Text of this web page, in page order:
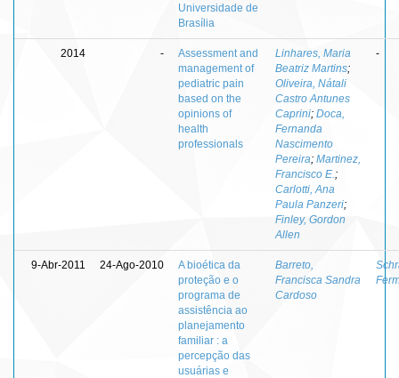
Universidade de
Brasília
2014 -
Assessment and
management of
pediatric pain
based on the
opinions of
health
professionals
Linhares, Maria
Beatriz Martins;
Oliveira, Nátali
Castro Antunes
Caprini; Doca,
Fernanda
Nascimento
Pereira; Martinez,
Francisco E. ;
Carlotti, Ana
Paula Panzeri;
Finley, Gordon
Allen
-
9-Abr-2011 24-Ago-2010
A bioética da
proteção e o
programa de
assistência ao
planejamento
familiar : a
percepção das
usuárias e
Barreto,
Francisca Sandra
Cardoso